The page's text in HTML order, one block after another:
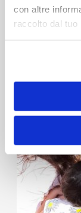
con altre
raccolto dal tuo